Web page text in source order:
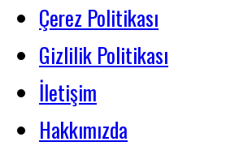
Çerez Politikası
Gizlilik Politikası
İletişim
Hakkımızda